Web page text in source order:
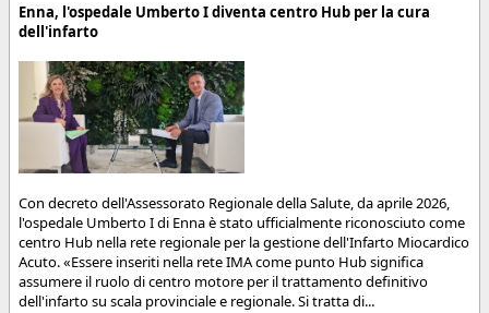
Enna, l'ospedale Umberto I diventa centro Hub per la cura
dell'infarto
Con decreto dell'Assessorato Regionale della Salute, da aprile 2026,
l'ospedale Umberto I di Enna è stato ufficialmente riconosciuto come
centro Hub nella rete regionale per la gestione dell'Infarto Miocardico
Acuto. «Essere inseriti nella rete IMA come punto Hub significa
assumere il ruolo di centro motore per il trattamento definitivo
dell'infarto su scala provinciale e regionale. Si tratta di...